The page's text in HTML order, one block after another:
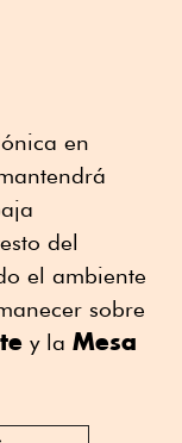
en
del
el ambiente
sobre
y la Mesa